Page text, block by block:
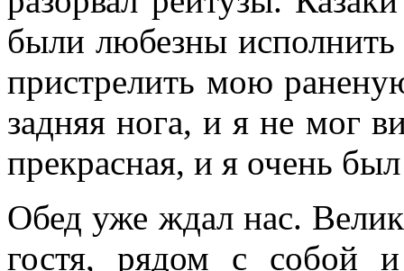
были любезны
пристрелить мою
задняя нога, и я не мог
прекрасная, и я очень
Обед уже ждал нас.
гостя, рядом с собой